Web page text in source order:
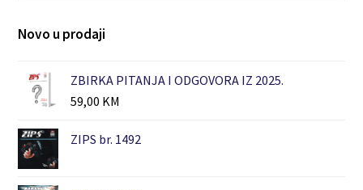
Novo u prodaji
ZBIRKA PITANJA I ODGOVORA IZ 2025.
59,00 KM
ZIPS br. 1492